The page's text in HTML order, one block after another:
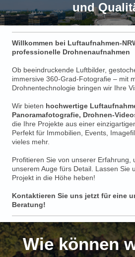
und
Willkommen bei Luftaufnahmen-
professionelle Drohnenaufnahmen
Ob beeindruckende Luftbilder,
immersive 360-Grad-Fotografie – mit
Drohnentechnologie bringen wir Ihre
Wir bieten hochwertige
Panoramafotografie, Drohnen-
die Ihre Projekte aus einer
Perfekt für Immobilien, Events,
vieles mehr.
Profitieren Sie von unserer Erfahrung,
unserem Auge fürs Detail. Lassen Sie
Projekt in die Höhe heben!
Kontaktieren Sie uns jetzt für eine
Beratung!
Wie können